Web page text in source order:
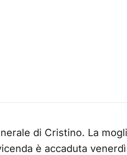
di Cristino. La
è accaduta